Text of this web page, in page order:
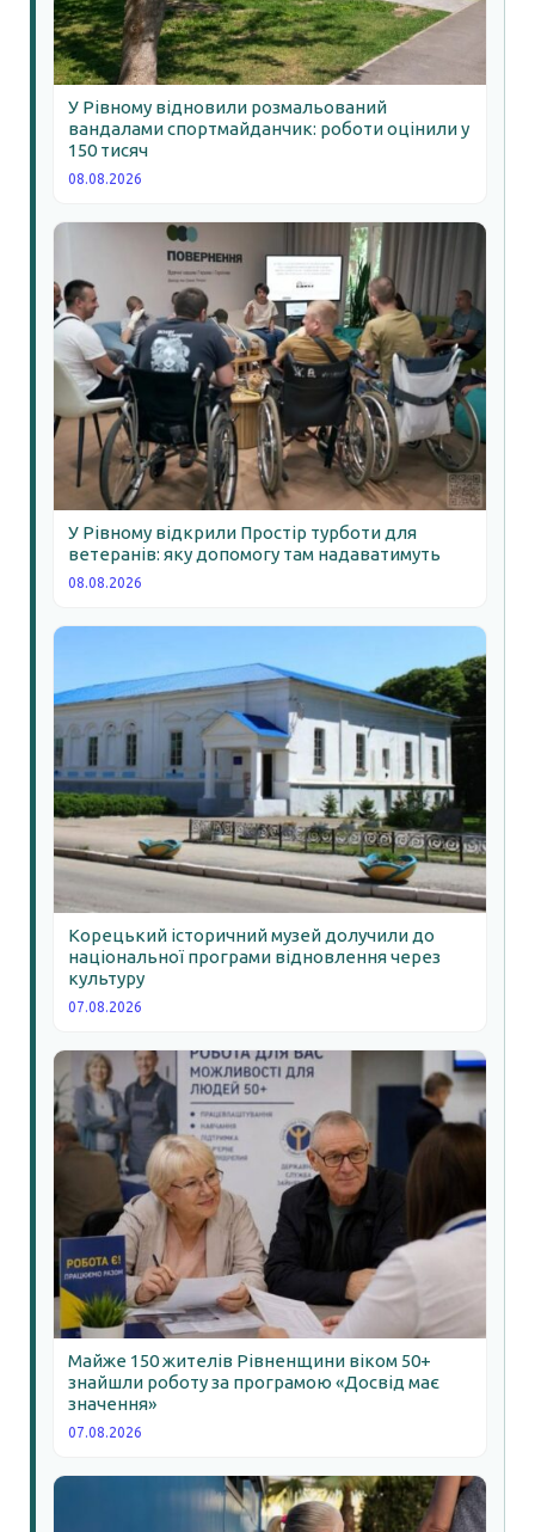
У Рівному відновили розмальований
вандалами спортмайданчик: роботи оцінили у
150 тисяч
08.08.2026
У Рівному відкрили Простір турботи для
ветеранів: яку допомогу там надаватимуть
08.08.2026
Корецький історичний музей долучили до
національної програми відновлення через
культуру
07.08.2026
Майже 150 жителів Рівненщини віком 50+
знайшли роботу за програмою «Досвід має
значення»
07.08.2026